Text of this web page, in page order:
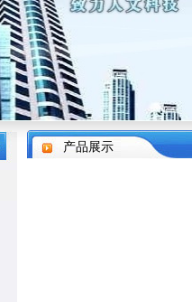
产品展示